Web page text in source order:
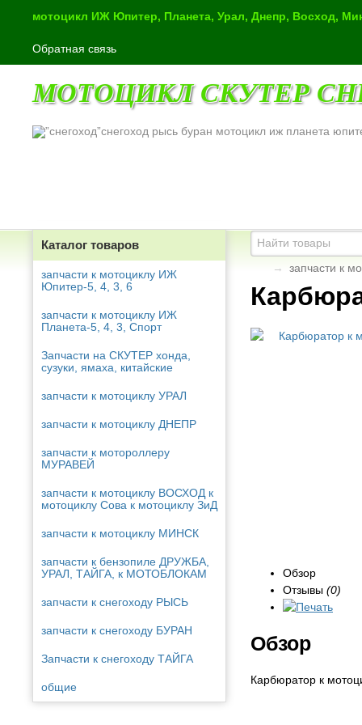
мотоцикл ИЖ Юпитер, Планета, Урал, Днепр, Восход,
Обратная связь
МОТОЦИКЛ СКУТЕР
снегоход рысь буран мотоцикл иж планета
Каталог товаров
запчасти к мотоциклу ИЖ
Юпитер-5, 4, 3, 6
запчасти к мотоциклу ИЖ
Планета-5, 4, 3, Спорт
Запчасти на СКУТЕР хонда,
сузуки, ямаха, китайские
запчасти к мотоциклу УРАЛ
запчасти к мотоциклу ДНЕПР
запчасти к мотороллеру
МУРАВЕЙ
запчасти к мотоциклу ВОСХОД к
мотоциклу Сова к мотоциклу ЗиД
запчасти к мотоциклу МИНСК
запчасти к бензопиле ДРУЖБА,
УРАЛ, ТАЙГА, к МОТОБЛОКАМ
запчасти к снегоходу РЫСЬ
запчасти к снегоходу БУРАН
Запчасти к снегоходу ТАЙГА
общие
→ запчасти к
Обзор
Отзывы (0)
Обзор
Карбюратор к